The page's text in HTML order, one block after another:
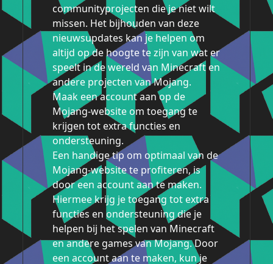
communityprojecten die je niet wilt
missen. Het bijhouden van deze
nieuwsupdates kan je helpen om
altijd op de hoogte te zijn van wat er
speelt in de wereld van Minecraft en
andere projecten van Mojang.
Maak een account aan op de
Mojang-website om toegang te
krijgen tot extra functies en
ondersteuning.
Een handige tip om optimaal van de
Mojang-website te profiteren, is
door een account aan te maken.
Hiermee krijg je toegang tot extra
functies en ondersteuning die je
helpen bij het spelen van Minecraft
en andere games van Mojang. Door
een account aan te maken, kun je